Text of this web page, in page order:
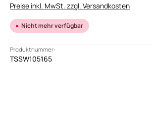
Preise inkl. MwSt. zzgl. Versandkosten
Nicht mehr verfügbar
Produktnummer:
TSSW105165